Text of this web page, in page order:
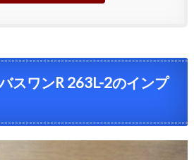
スワンR 263L-2のインプ